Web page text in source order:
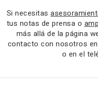
Si necesitas
tus notas de prensa o
más allá de la página
contacto con nosotros en
o en el